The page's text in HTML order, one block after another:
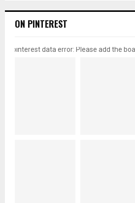
ON PINTEREST
pinterest data error: Please add the